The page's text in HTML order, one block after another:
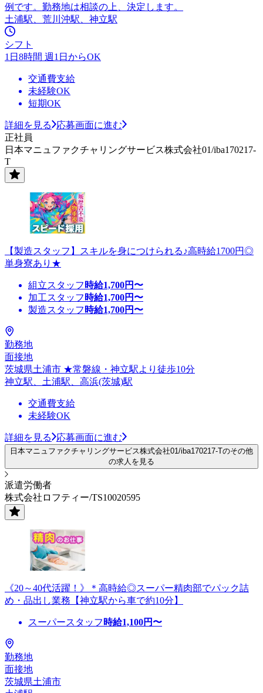
例です。勤務地は相談の上、決定します。
土浦駅、荒川沖駅、神立駅
シフト
1日8時間 週1日からOK
交通費支給
未経験OK
短期OK
詳細を見る
応募画面に進む
正社員
日本マニュファクチャリングサービス株式会社01/iba170217-
T
【製造スタッフ】スキルを身につけられる♪高時給1700円◎
単身寮あり★
組立スタッフ 時給1,700円〜
加工スタッフ 時給1,700円〜
製造スタッフ 時給1,700円〜
勤務地
面接地
茨城県土浦市 ★常磐線・神立駅より徒歩10分
神立駅、土浦駅、高浜(茨城)駅
交通費支給
未経験OK
詳細を見る 応募画面に進む
日本マニュファクチャリングサービス株式会社01/iba170217-Tのその他
の求人を見る
派遣労働者
株式会社ロフティー/TS10020595
《20～40代活躍！》＊高時給◎スーパー精肉部でパック詰
め・品出し業務【神立駅から車で約10分】
スーパースタッフ 時給1,100円〜
勤務地
面接地
茨城県土浦市